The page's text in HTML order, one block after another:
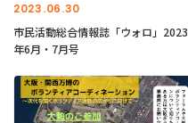
2023.06.30
市民活動総合情報誌「ウォロ」2023
年6月・7月号